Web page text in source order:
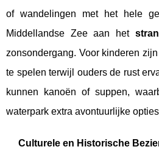
of wandelingen met het hele
Middellandse Zee aan het
zonsondergang. Voor kinderen
te spelen terwijl ouders de rust
kunnen kanoën of suppen,
waterpark extra avontuurlijke
Culturele en Historische